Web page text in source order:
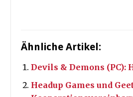
Ähnliche Artikel:
Devils & Demons (PC):
Headup Games und